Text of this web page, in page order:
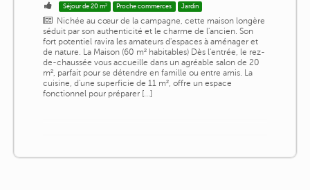
Séjour de 20 m² Proche commerces Jardin
Nichée au cœur de la campagne, cette maison longère
séduit par son authenticité et le charme de l'ancien. Son
fort potentiel ravira les amateurs d'espaces à aménager et
de nature. La Maison (60 m² habitables) Dès l'entrée, le rez-
de-chaussée vous accueille dans un agréable salon de 20
m², parfait pour se détendre en famille ou entre amis. La
cuisine, d'une superficie de 11 m², offre un espace
fonctionnel pour préparer [...]